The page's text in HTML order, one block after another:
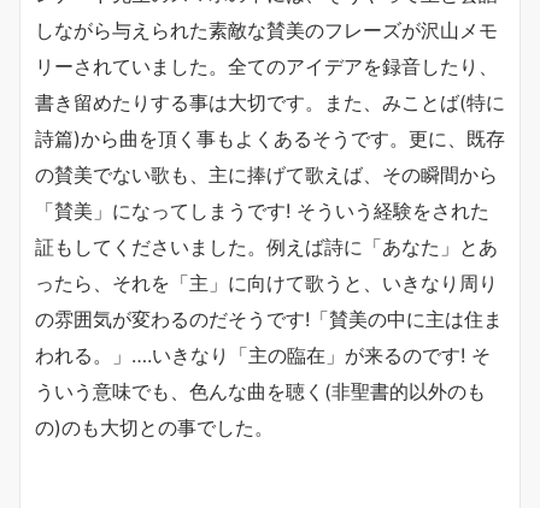
しながら与えられた素敵な賛美のフレーズが沢山メモ
リーされていました。全てのアイデアを録音したり、
書き留めたりする事は大切です。また、みことば(特に
詩篇)から曲を頂く事もよくあるそうです。更に、既存
の賛美でない歌も、主に捧げて歌えば、その瞬間から
「賛美」になってしまうです! そういう経験をされた
証もしてくださいました。例えば詩に「あなた」とあ
ったら、それを「主」に向けて歌うと、いきなり周り
の雰囲気が変わるのだそうです!「賛美の中に主は住ま
われる。」….いきなり「主の臨在」が来るのです! そ
ういう意味でも、色んな曲を聴く(非聖書的以外のも
の)のも大切との事でした。